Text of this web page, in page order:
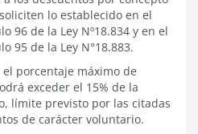
lo establecido en el
96 de la Ley Nº18.834 y en el
95 de la Ley N°18.883.
porcentaje máximo de
exceder el 15% de la
límite previsto por las citadas
de carácter voluntario.